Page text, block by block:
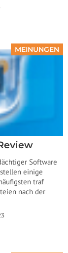
MEINUNGEN
Software
einige
traf
nach der